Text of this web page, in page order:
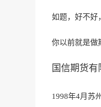
如题，好不好
你以前就是做
国信期货
1998年4月苏